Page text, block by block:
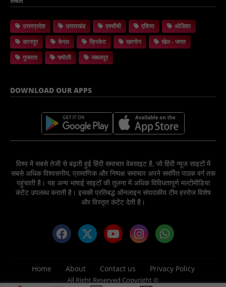
उत्तरप्रदेश उत्तराखंड एमसीबी एशिया
ओडिशा
कानपुर
केरल क्रिकेट खरगोन
खेल - जगत
गुजरात
चमोली जबलपुर
DOWNLOAD OUR APPS
विश्व में सबसे तेजी से बढ़ती हुई हिंदी समाचार वेबसाइट है, जो हिंदी न्यूज साइटों में
सबसे अधिक विश्वसनीय, प्रामाणिक और निष्पक्ष समाचार अपने समर्पित पाठक वर्ग तक
पहुंचाती है। यह अन्य भाषाई साइटों की तुलना में अधिक विविधतापूर्ण मल्टीमीडिया
कंटेंट उपलब्ध कराती है। इसकी प्रतिबद्ध ऑनलाइन संपादकीय टीम हररोज विशेष
और विस्तृत कंटेंट देती है।
Home About Contact us Privacy Policy
All Right Reserved Copyright ©